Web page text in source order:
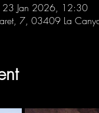
Jan 2026, 12:30
7, 03409 La